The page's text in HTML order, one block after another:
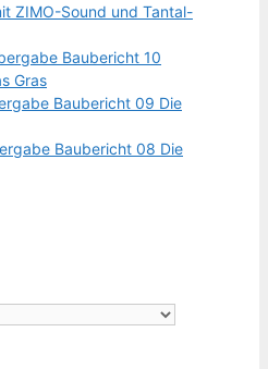
ZIMO-Sound und Tantal-
Baubericht 10
Gras
Baubericht 09 Die
Baubericht 08 Die